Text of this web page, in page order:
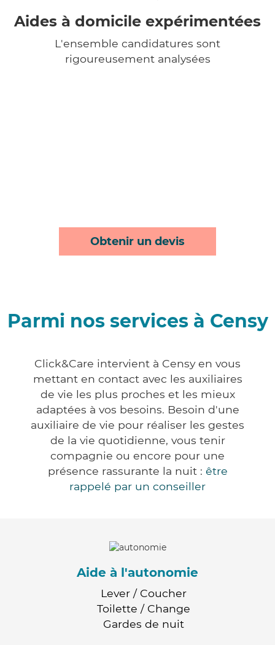
Aides à domicile expérimentées
L'ensemble candidatures sont
rigoureusement analysées
Obtenir un devis
Parmi nos services à Censy
Click&Care intervient à Censy en vous
mettant en contact avec les auxiliaires
de vie les plus proches et les mieux
adaptées à vos besoins. Besoin d'une
auxiliaire de vie pour réaliser les gestes
de la vie quotidienne, vous tenir
compagnie ou encore pour une
présence rassurante la nuit : être
rappelé par un conseiller
Aide à l'autonomie
Lever / Coucher
Toilette / Change
Gardes de nuit